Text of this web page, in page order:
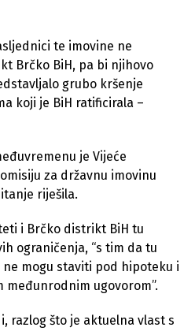
te imovine ne
Brčko BiH, pa bi njihovo
grubo kršenje
koji je BiH ratificirala –
je Vijeće
za državnu imovinu
riješila.
i Brčko distrikt BiH tu
ograničenja, “s tim da tu
mogu staviti pod hipoteku i
ugovorom”.
razlog što je aktuelna vlast s